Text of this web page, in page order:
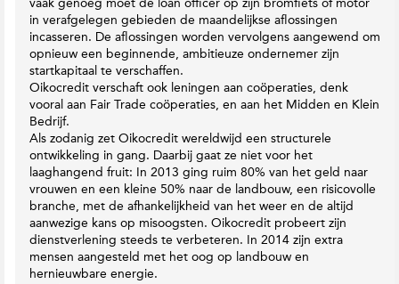
in verafgelegen gebieden de maandelijkse aflossingen
incasseren. De aflossingen worden vervolgens aangewend om
opnieuw een beginnende, ambitieuze ondernemer zijn
startkapitaal te verschaffen.
Oikocredit verschaft ook leningen aan coöperaties, denk
vooral aan Fair Trade coöperaties, en aan het Midden en Klein
Bedrijf.
Als zodanig zet Oikocredit wereldwijd een structurele
ontwikkeling in gang. Daarbij gaat ze niet voor het
laaghangend fruit: In 2013 ging ruim 80% van het geld naar
vrouwen en een kleine 50% naar de landbouw, een risicovolle
branche, met de afhankelijkheid van het weer en de altijd
aanwezige kans op misoogsten. Oikocredit probeert zijn
dienstverlening steeds te verbeteren. In 2014 zijn extra
mensen aangesteld met het oog op landbouw en
hernieuwbare energie.